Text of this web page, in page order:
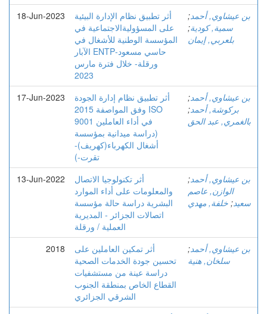
18-Jun-2023
أثر تطبيق نظام الإدارة البيئية
على المسؤوليةالاجتماعية في
المؤسسة الوطنية للأشغال في
الآبار ENTPحاسي مسعود-
ورقلة- خلال فترة مارس
2023
بن عيشاوي, أحمد;
سمية, كودية;
بلعربي, إيمان
17-Jun-2023
أثر تطبيق نظام إدارة الجودة
وفق المواصفة 2015 ISO
9001 في أداء العاملين
(دراسة ميدانية بمؤسسة
أشغال الكهرباء(كهريف)-
تقرت-)
بن عيشاوي, أحمد;
بركوشة, أحمد;
بالغمري, عبد الحق
13-Jun-2022
أثر تكنولوجيا الاتصال
والمعلومات على أداء الموارد
البشرية دراسة حالة مؤسسة
اتصالات الجزائر - المديرية
العملية / ورقلة
بن عيشاوي, أحمد;
الوازن, عاصم
سعيد; خلفة, مهدي
2018
أثر تمكين العاملين على
تحسين جودة الخدمات الصحية
دراسة عينة من مستشفيات
القطاع الخاص بمنطقة الجنوب
الشرقي الجزائري
بن عيشاوي, أحمد;
سلخان, هنية